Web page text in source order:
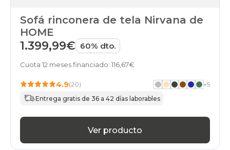
Sofá rinconera de tela Nirvana de
HOME
1.399,99€ 60% dto.
Cuota 12 meses financiado: 116,67€
4.9(20) +5
Entrega gratis de 36 a 42 días laborables
Ver producto